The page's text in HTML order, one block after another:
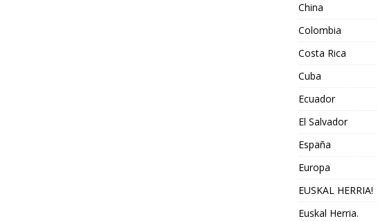
China
Colombia
Costa Rica
Cuba
Ecuador
El Salvador
España
Europa
EUSKAL HERRIA!
Euskal Herria.